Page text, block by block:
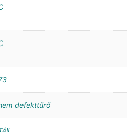
defekttűrő